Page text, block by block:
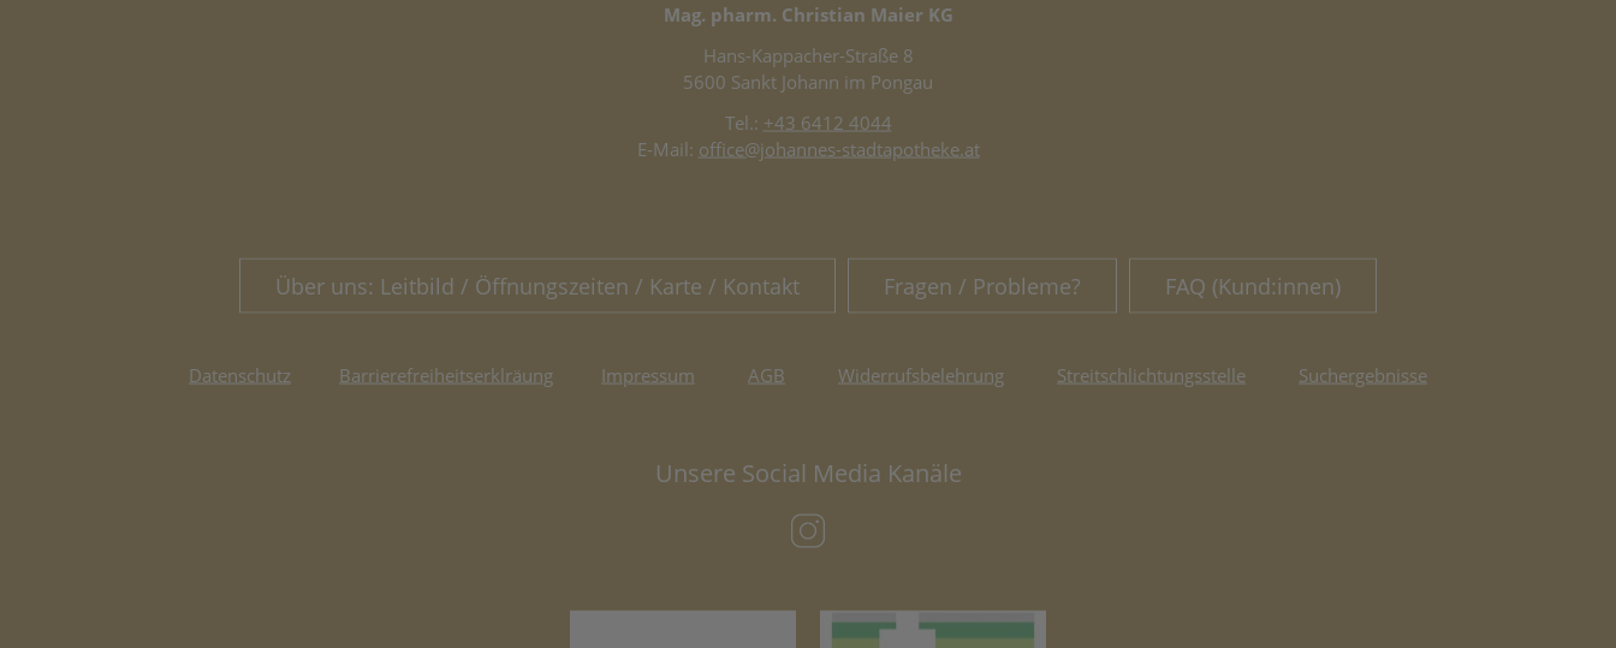
Mag. pharm. Christian Maier KG
Hans-Kappacher-Straße 8
5600 Sankt Johann im Pongau
Tel.: +43 6412 4044
E-Mail: office@johannes-stadtapotheke.at
Über uns: Leitbild / Öffnungszeiten / Karte / Kontakt Fragen / Probleme? FAQ (Kund:innen)
Datenschutz Barrierefreiheitserklräung Impressum AGB Widerrufsbelehrung Streitschlichtungsstelle Suchergebnisse
Unsere Social Media Kanäle
(öffnet in neuem Tab)